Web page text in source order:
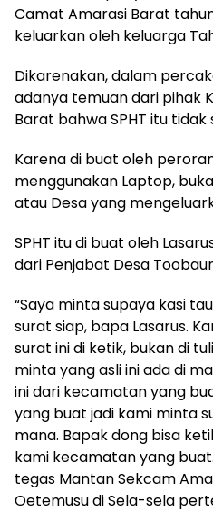
Camat Amarasi Barat
keluarkan oleh keluarga
Dikarenakan, dalam
adanya temuan dari pihak
Barat bahwa SPHT itu tidak
Karena di buat oleh
menggunakan Laptop,
atau Desa yang
SPHT itu di buat oleh
dari Penjabat Desa
“Saya minta supaya kasi
surat siap, bapa Lasarus.
surat ini di ketik, bukan di
minta yang asli ini ada di
ini dari kecamatan yang
yang buat jadi kami minta
mana. Bapak dong bisa
kami kecamatan yang
tegas Mantan Sekcam
Oetemusu di Sela-sela